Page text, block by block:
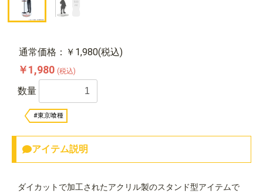
通常価格：￥1,980(税込)
￥1,980 (税込)
数量
#東京喰種
アイテム説明
ダイカットで加工されたアクリル製のスタンド型アイテムで